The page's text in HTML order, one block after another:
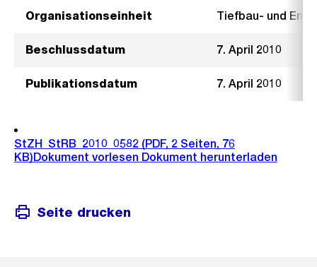
Organisationseinheit Tiefbau- und
Beschlussdatum 7. April 2010
Publikationsdatum 7. April 2010
StZH_StRB_2010_0582 (PDF, 2 Seiten, 76
KB)Dokument vorlesen Dokument herunterladen
Seite drucken